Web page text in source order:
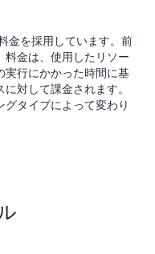
金を採用しています。前
料金は、使用したリソー
実行にかかった時間に基
対して課金されます。
タイプによって変わり